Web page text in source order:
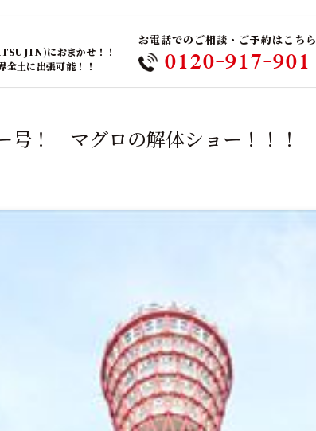
におまかせ！！
全土に出張可能！！
お電話でのご相談・ご予約はこちら
0120-917-901
号！ マグロの解体ショー！！！